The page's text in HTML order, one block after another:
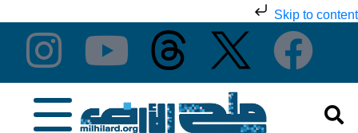
Skip to content